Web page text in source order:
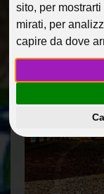
sito, per
mirati, per
capire da dove
05 Mar 2013